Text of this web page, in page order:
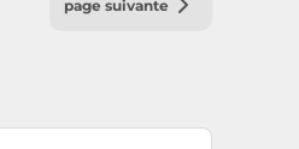
page suivante